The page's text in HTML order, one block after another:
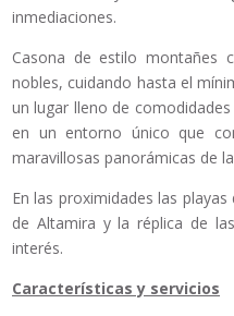
inmediaciones.
Casona de estilo montañes
nobles, cuidando hasta el
un lugar lleno de
en un entorno único que
maravillosas panorámicas de
En las proximidades las
de Altamira y la réplica de
interés.
Características y servicios